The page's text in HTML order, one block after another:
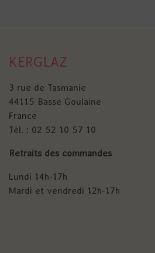
KERGLAZ
3 rue de Tasmanie
44115 Basse Goulaine
France
Tél. : 02 52 10 57 10
Retraits des commandes
Lundi 14h-17h
Mardi et vendredi 12h-17h